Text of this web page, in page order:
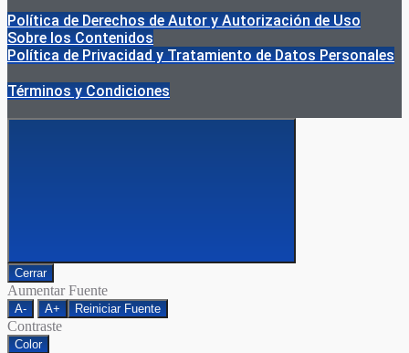
Política de Derechos de Autor y Autorización de Uso
Sobre los Contenidos
Política de Privacidad y Tratamiento de Datos Personales
Términos y Condiciones
Cerrar
Aumentar Fuente
A- A+ Reiniciar Fuente
Contraste
Color